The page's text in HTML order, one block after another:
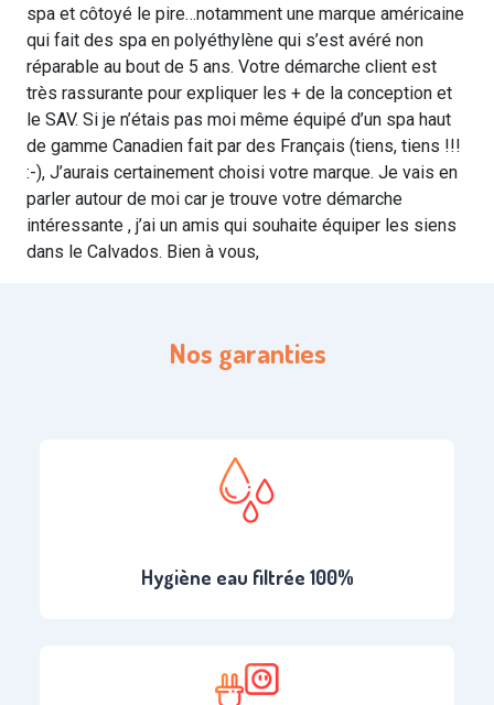
spa et côtoyé le pire…notamment une marque américaine
qui fait des spa en polyéthylène qui s’est avéré non
réparable au bout de 5 ans. Votre démarche client est
très rassurante pour expliquer les + de la conception et
le SAV. Si je n’étais pas moi même équipé d’un spa haut
de gamme Canadien fait par des Français (tiens, tiens !!!
:-), J’aurais certainement choisi votre marque. Je vais en
parler autour de moi car je trouve votre démarche
intéressante , j’ai un amis qui souhaite équiper les siens
dans le Calvados. Bien à vous,
Nos garanties
Hygiène eau filtrée 100%